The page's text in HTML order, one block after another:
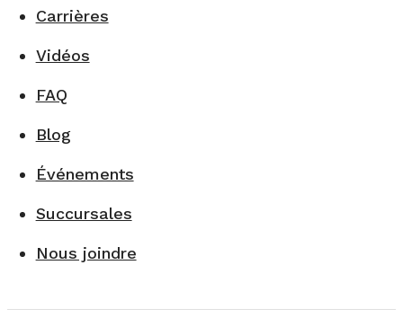
Carrières
Vidéos
FAQ
Blog
Événements
Succursales
Nous joindre